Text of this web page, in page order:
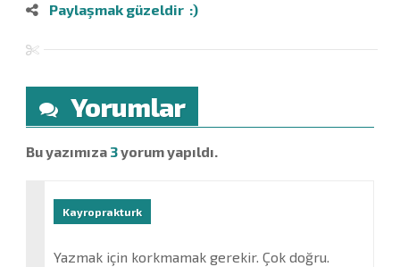
Paylaşmak güzeldir :)
Yorumlar
Bu yazımıza 3yorum yapıldı.
Kayroprakturk
Yazmak için korkmamak gerekir. Çok doğru.